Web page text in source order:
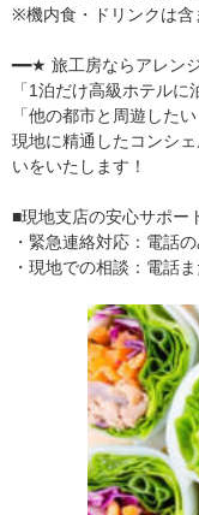
※機内食・ドリンクは含
━━★ 旅工房ならアレ
「1泊だけ高級ホテルに
「他の都市と周遊した
現地に精通したコンシ
いをいたします！
■現地支店の安心サポー
・緊急連絡対応：電話
・現地での相談：電話